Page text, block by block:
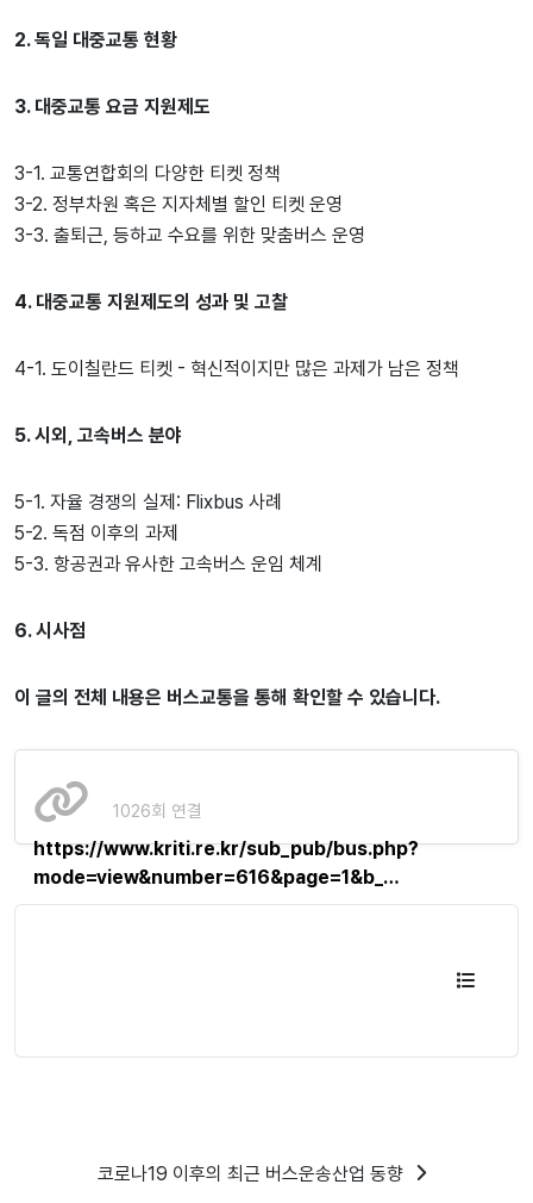
2. 독일 대중교통 현황
3. 대중교통 요금 지원제도
3-1. 교통연합회의 다양한 티켓 정책
3-2. 정부차원 혹은 지자체별 할인 티켓 운영
3-3. 출퇴근, 등하교 수요를 위한 맞춤버스 운영
4. 대중교통 지원제도의 성과 및 고찰
4-1. 도이칠란드 티켓 - 혁신적이지만 많은 과제가 남은 정책
5. 시외, 고속버스 분야
5-1. 자율 경쟁의 실제: Flixbus 사례
5-2. 독점 이후의 과제
5-3. 항공권과 유사한 고속버스 운임 체계
6. 시사점
이 글의 전체 내용은 버스교통을 통해 확인할 수 있습니다.
https://www.kriti.re.kr/sub_pub/bus.php?
mode=view&number=616&page=1&b_…
1026회 연결
코로나19 이후의 최근 버스운송산업 동향